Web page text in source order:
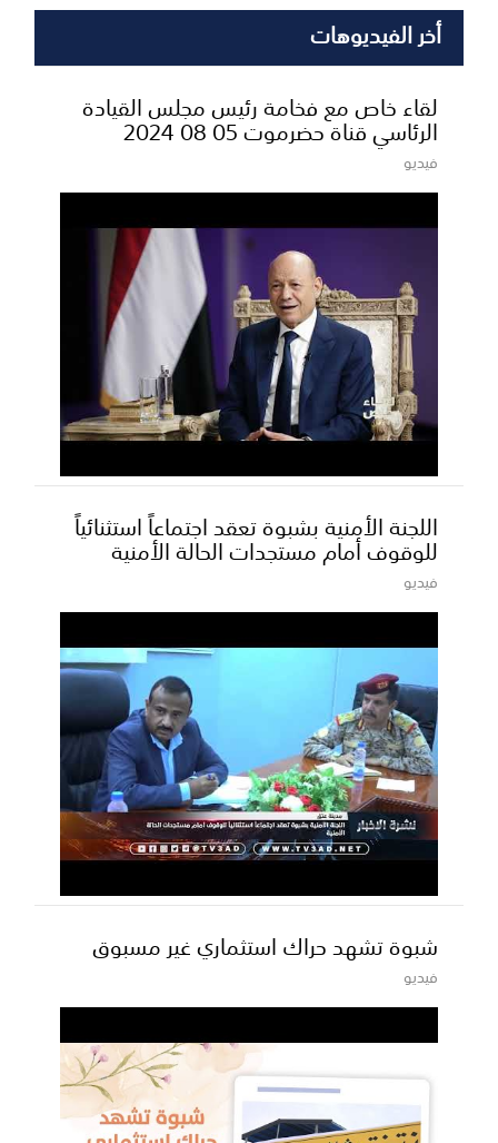
أخر الفيديوهات
لقاء خاص مع فخامة رئيس مجلس القيادة
الرئاسي قناة حضرموت 05 08 2024
فيديو
اللجنة الأمنية بشبوة تعقد اجتماعاً استثنائياً
للوقوف أمام مستجدات الحالة الأمنية
فيديو
شبوة تشهد حراك استثماري غير مسبوق
فيديو